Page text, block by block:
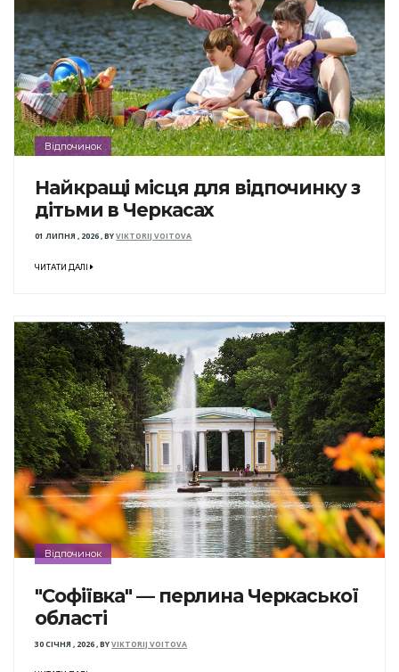
Відпочинок
Найкращі місця для відпочинку з
дітьми в Черкасах
01 ЛИПНЯ , 2026,BYVIKTORIJ VOITOVA
ЧИТАТИ ДАЛІ
Відпочинок
"Софіївка" — перлина Черкаської
області
30 СІЧНЯ , 2026,BYVIKTORIJ VOITOVA